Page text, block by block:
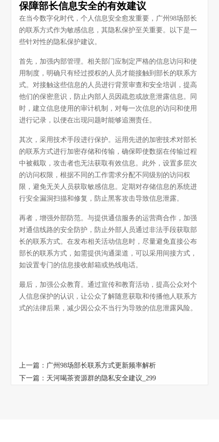
保障部长信息安全的有效建议
在当今数字化时代，个人信息安全愈发重要，广州98场部长
的联系方式作为敏感信息，其隐私保护至关重要。以下是一
些针对性的隐私保护建议。
首先，加强内部管理。相关部门应制定严格的信息访问和使
用制度，明确只有经过授权的人员才能接触到部长的联系方
式。对接触这些信息的人员进行背景审查和安全培训，提高
他们的保密意识，防止内部人员因疏忽或故意泄露信息。同
时，建立信息使用的审计机制，对每一次信息的访问和使用
进行记录，以便在出现问题时能够追溯责任。
其次，采用技术手段进行保护。运用先进的加密技术对部长
的联系方式进行加密存储和传输，确保即使数据在传输过程
中被截取，攻击者也无法获取有效信息。此外，设置多层次
的访问权限，根据不同的工作需求分配不同级别的访问权
限，避免无关人员获取敏感信息。定期对存储信息的系统进
行安全漏洞扫描和修复，防止黑客攻击导致信息泄露。
再者，增强外部防范。与提供通信服务的运营商合作，加强
对通信线路的安全防护，防止外部人员通过非法手段获取部
长的联系方式。在发布相关活动信息时，尽量避免直接公布
部长的联系方式，如需提供沟通渠道，可以采用间接方式，
如设置专门的信息接收邮箱或热线电话。
最后，加强公众教育。通过宣传和教育活动，提高公众对个
人信息保护的认识，让公众了解随意获取和传播他人联系方
式的法律后果，减少因公众不当行为导致的信息泄露风险。
上一篇： 广州98场部长联系方式更新频率解析
下一篇： 天河喝茶资源群的隐私安全建议_299